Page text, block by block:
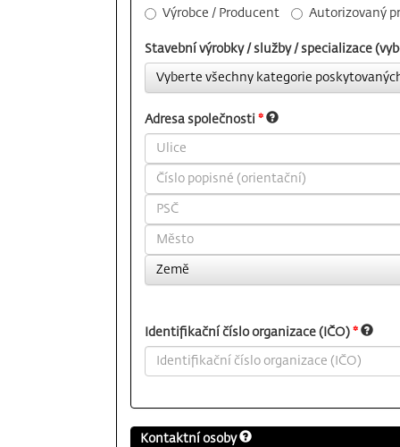
Výrobce / Producent
Autorizovaný
Stavební výrobky / služby / specializace
Vyberte všechny kategorie
Adresa společnosti *
Země
Identifikační číslo organizace (IČO) *
Kontaktní osoby